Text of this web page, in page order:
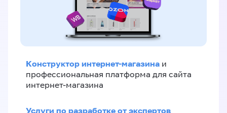
Конструктор интернет-магазина и
профессиональная платформа для сайта
интернет-магазина
Услуги по разработке от экспертов